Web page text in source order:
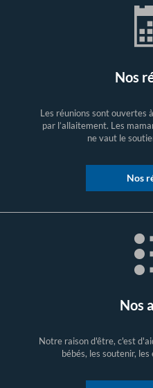
Nos
Les réunions sont ouvertes
par l’allaitement. Les
ne vaut le
Nos
Nos
Notre raison d'être, c'est
bébés, les soutenir,